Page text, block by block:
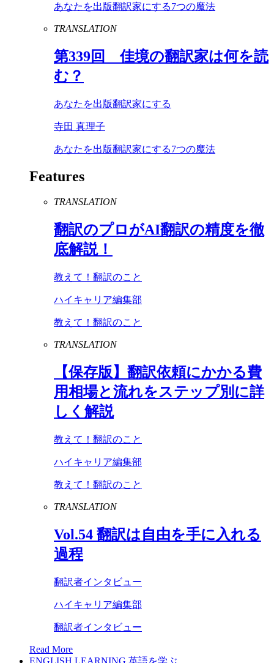
あなたを出版翻訳家にする7つの魔法
TRANSLATION
第339回 佳境の翻訳家は何を読
む？
あなたを出版翻訳家にする
寺田 真理子
あなたを出版翻訳家にする7つの魔法
Features
TRANSLATION
翻訳のプロがAI翻訳の精度を徹
底解説！
教えて！翻訳のこと
ハイキャリア編集部
教えて！翻訳のこと
TRANSLATION
【保存版】翻訳依頼にかかる費
用相場と流れをステップ別に詳
しく解説
教えて！翻訳のこと
ハイキャリア編集部
教えて！翻訳のこと
TRANSLATION
Vol.54 翻訳は自由を手に入れる
過程
翻訳者インタビュー
ハイキャリア編集部
翻訳者インタビュー
Read More
ENGLISH LEARNING 英語を学ぶ